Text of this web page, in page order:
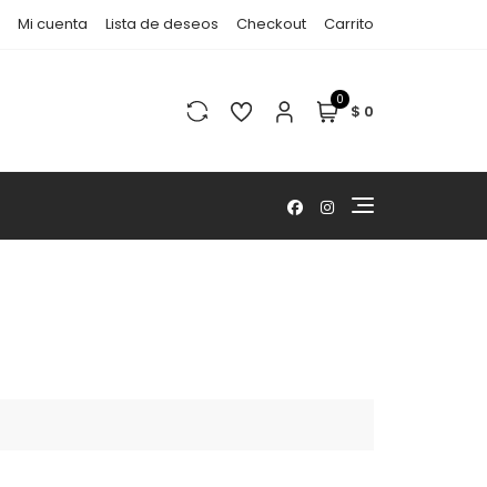
Mi cuenta Lista de deseos Checkout Carrito
0
$ 0